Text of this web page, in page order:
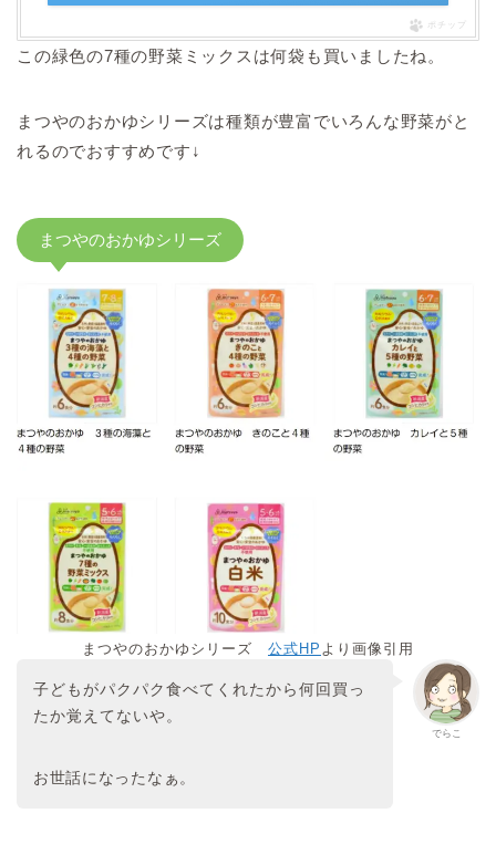
ポチップ
この緑色の7種の野菜ミックスは何袋も買いましたね。
まつやのおかゆシリーズは種類が豊富でいろんな野菜がと
れるのでおすすめです↓
まつやのおかゆシリーズ
まつやのおかゆシリーズ 公式HP より画像引用
でらこ
子どもがパクパク食べてくれたから何回買っ
たか覚えてないや。
お世話になったなぁ。